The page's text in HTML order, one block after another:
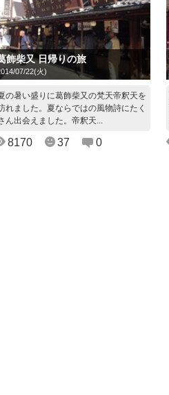
飾柴又 日帰りの旅
07/22(火)
の暑い盛りに葛飾柴又の梵天帝釈天を
れました。夏ならではの風物詩にたく
ん出会えました。帝釈天...
8170 37 0